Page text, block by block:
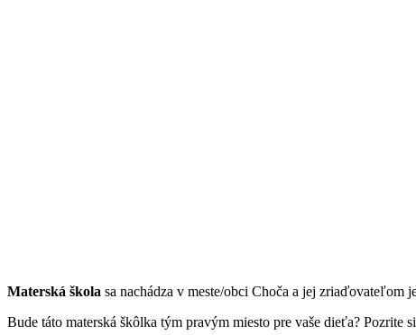
Materská škola sa nachádza v meste/obci Choča a jej zriaďovateľom
Bude táto materská škôlka tým pravým miesto pre vaše dieťa? Pozrite